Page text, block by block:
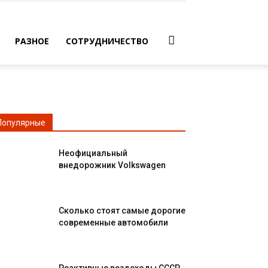
РАЗНОЕ СОТРУДНИЧЕСТВО
Неофициальный
внедорожник Volkswagen
Сколько стоят самые дорогие
современные автомобили